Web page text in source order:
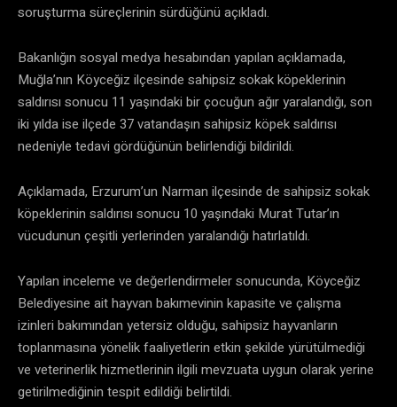
soruşturma süreçlerinin sürdüğünü açıkladı.
Bakanlığın sosyal medya hesabından yapılan açıklamada,
Muğla’nın Köyceğiz ilçesinde sahipsiz sokak köpeklerinin
saldırısı sonucu 11 yaşındaki bir çocuğun ağır yaralandığı, son
iki yılda ise ilçede 37 vatandaşın sahipsiz köpek saldırısı
nedeniyle tedavi gördüğünün belirlendiği bildirildi.
Açıklamada, Erzurum’un Narman ilçesinde de sahipsiz sokak
köpeklerinin saldırısı sonucu 10 yaşındaki Murat Tutar’ın
vücudunun çeşitli yerlerinden yaralandığı hatırlatıldı.
Yapılan inceleme ve değerlendirmeler sonucunda, Köyceğiz
Belediyesine ait hayvan bakımevinin kapasite ve çalışma
izinleri bakımından yetersiz olduğu, sahipsiz hayvanların
toplanmasına yönelik faaliyetlerin etkin şekilde yürütülmediği
ve veterinerlik hizmetlerinin ilgili mevzuata uygun olarak yerine
getirilmediğinin tespit edildiği belirtildi.